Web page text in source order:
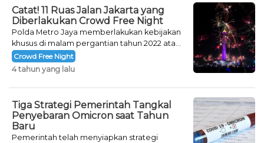
Catat! 11 Ruas Jalan Jakarta yang
Diberlakukan Crowd Free Night
Polda Metro Jaya memberlakukan kebijakan
khusus di malam pergantian tahun 2022 atau
Crowd Free Night selama dua hari.
Crowd Free Night
4 tahun yang lalu
Tiga Strategi Pemerintah Tangkal
Penyebaran Omicron saat Tahun
Baru
Pemerintah telah menyiapkan strategi